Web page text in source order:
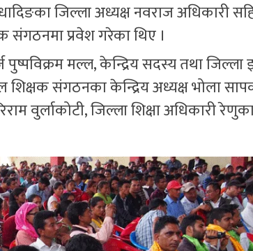
जिल्ला अध्यक्ष नवराज अधिकारी
प्रवेश गरेका थिए ।
मल्ल, केन्द्रिय सदस्य तथा जिल्ला
संगठनका केन्द्रिय अध्यक्ष भोला
वुर्लाकोटी, जिल्ला शिक्षा अधिकारी